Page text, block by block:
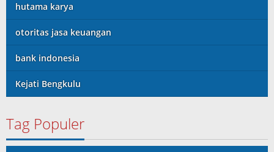
hutama karya
otoritas jasa keuangan
bank indonesia
Kejati Bengkulu
Tag Populer